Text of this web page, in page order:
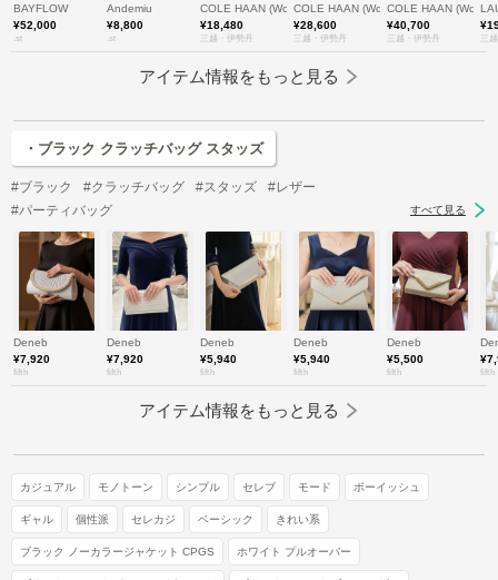
BAYFLOW
¥52,000
.st
Andemiu
¥8,800
.st
COLE HAAN (Women)/コール ハーン
¥18,480
三越・伊勢丹
COLE HAAN (Women)/コール ハーン
¥28,600
三越・伊勢丹
COLE HAAN
¥40,700
三越・伊勢丹 三
アイテム情報をもっと見る
・ブラック クラッチバッグ スタッズ
#ブラック #クラッチバッグ #スタッズ
#レザー
#パーティバッグ
すべて見る
Deneb
¥7,920
fifth
Deneb
¥7,920
fifth
Deneb
¥5,940
fifth
Deneb
¥5,940
fifth
Deneb
¥5,500
fifth fifth
アイテム情報をもっと見る
カジュアル モノトーン シンプル セレブ モード ボーイッシュ
ギャル 個性派 セレカジ ベーシック きれい系
ブラック ノーカラージャケット CPGS ホワイト プルオーバー